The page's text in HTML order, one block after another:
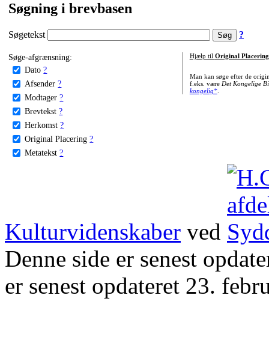
Søgning i brevbasen
Søgetekst ?
Søge-afgrænsning:
Dato ?
Afsender ?
Modtager ?
Brevtekst ?
Herkomst ?
Original Placering ?
Metatekst ?
Hjælp til Original Placering
Man kan søge efter de
f.eks. være Det Kongelige
kongelig*.
Kulturvidenskaber ved
Denne side er senest
er senest opdateret 23.